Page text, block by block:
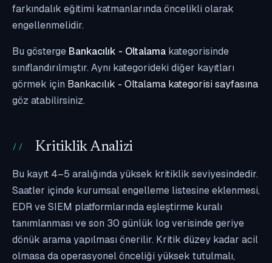
farkındalık eğitimi katmanlarında öncelikli olarak
engellenmelidir.
Bu gösterge Bankacılık - Oltalama kategorisinde
sınıflandırılmıştır. Aynı kategorideki diğer kayıtları
görmek için Bankacılık - Oltalama kategorisi sayfasına
göz atabilirsiniz.
Kritiklik Analizi
Bu kayıt 4–5 aralığında yüksek kritiklik seviyesindedir.
Saatler içinde kurumsal engelleme listesine eklenmesi,
EDR ve SIEM platformlarında eşleştirme kuralı
tanımlanması ve son 30 günlük log verisinde geriye
dönük arama yapılması önerilir. Kritik düzey kadar acil
olmasa da operasyonel önceliği yüksek tutulmalı,